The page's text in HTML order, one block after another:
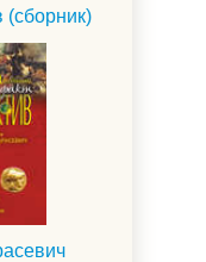
(сборник)